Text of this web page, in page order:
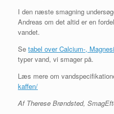
I den næste smagning
Andreas om det altid er en
vandet.
Se tabel over Calcium-,
typer vand, vi smager på.
Læs mere om
kaffen/
Af Therese Brøndsted,